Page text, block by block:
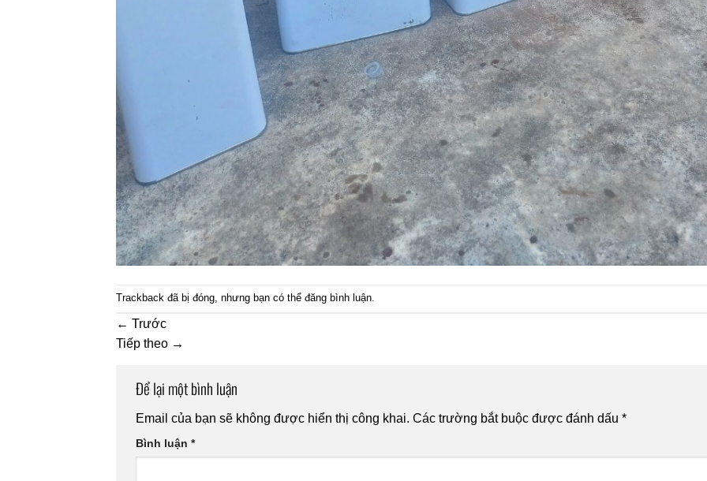
Trackback đã bị đóng, nhưng bạn có thể đăng bình luận.
← Trước
Tiếp theo →
Để lại một bình luận
Email của bạn sẽ không được hiển thị công khai. Các trường bắt buộc được đánh dấu *
Bình luận *